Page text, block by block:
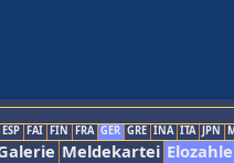
ESP FAI FIN FRA GER GRE INA ITA JPN
Meldekartei